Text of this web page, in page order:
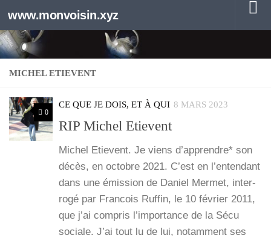
Au dessous du contenu
www.monvoisin.xyz
MICHEL ETIEVENT
0
CE QUE JE DOIS, ET À QUI 8 MARS 2023
RIP Michel Etievent
Michel Etievent. Je viens d’ap­prendre* son
décès, en octobre 2021. C’est en l’en­ten­dant
dans une émis­sion de Daniel Mer­met, inter­
ro­gé par Fran­cois Ruf­fin, le 10 février 2011,
que j’ai com­pris l’im­por­tance de la Sécu
sociale. J’ai tout lu de lui, notam­ment ses